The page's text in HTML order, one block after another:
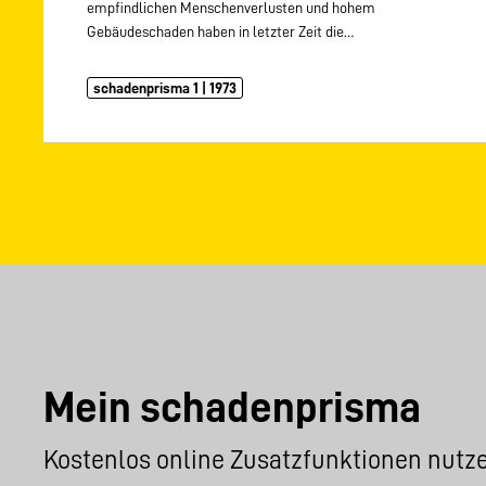
empfindlichen Menschenverlusten und hohem
Gebäudeschaden haben in letzter Zeit die…
schadenprisma 1 | 1973
Mein schadenprisma
Kostenlos online Zusatzfunktionen